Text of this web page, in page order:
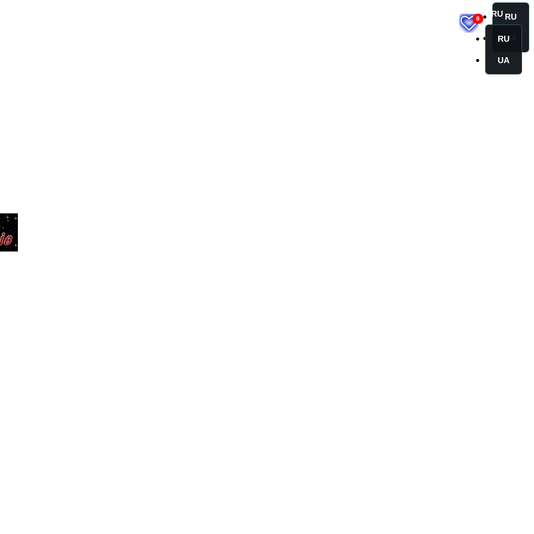
RU
RU
UA
0 RU
UA